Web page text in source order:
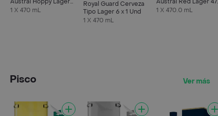
en Lata 470 cc
1 X 470 mL
Royal Guard Cerveza
Tipo Lager 6 x 1 Und
1 X 470 mL
cc
1 X 470.0 mL
Pisco Ver más